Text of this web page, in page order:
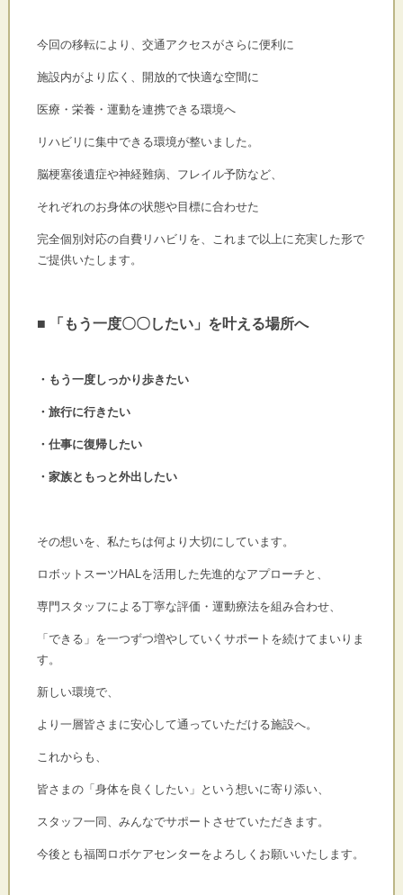
今回の移転により、交通アクセスがさらに便利に
施設内がより広く、開放的で快適な空間に
医療・栄養・運動を連携できる環境へ
リハビリに集中できる環境が整いました。
脳梗塞後遺症や神経難病、フレイル予防など、
それぞれのお身体の状態や目標に合わせた
完全個別対応の自費リハビリを、 これまで以上に充実した形で
ご提供いたします。
■ 「もう一度〇〇したい」を叶える場所へ
・もう一度しっかり歩きたい
・旅行に行きたい
・仕事に復帰したい
・家族ともっと外出したい
その想いを、私たちは何より大切にしています。
ロボットスーツHALを活用した先進的なアプローチと、
専門スタッフによる丁寧な評価・運動療法を組み合わせ、
「できる」を一つずつ増やしていくサポートを続けてまいりま
す。
新しい環境で、
より一層皆さまに安心して通っていただける施設へ。
これからも、
皆さまの「身体を良くしたい」という想いに寄り添い、
スタッフ一同、みんなでサポートさせていただきます。
今後とも福岡ロボケアセンターをよろしくお願いいたします。